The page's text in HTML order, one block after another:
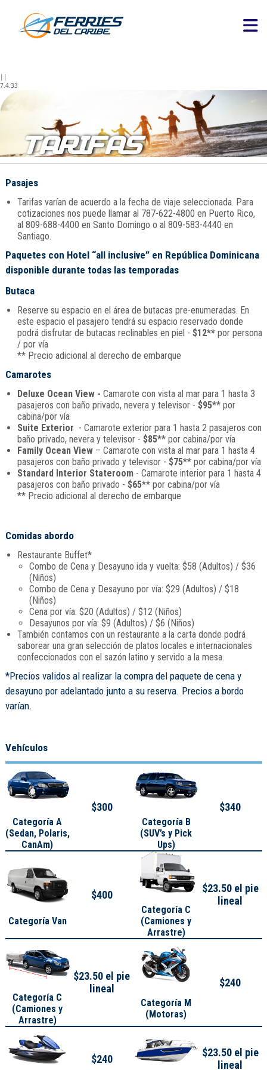
||
7.4.33
TARIFAS
Pasajes
Tarifas varían de acuerdo a la fecha de viaje seleccionada. Para
cotizaciones nos puede llamar al 787-622-4800 en Puerto Rico,
al 809-688-4400 en Santo Domingo o al 809-583-4440 en
Santiago.
Paquetes con Hotel “all inclusive” en República Dominicana
disponible durante todas las temporadas
Butaca
Reserve su espacio en el área de butacas pre-enumeradas. En
este espacio el pasajero tendrá su espacio reservado donde
podrá disfrutar de butacas reclinables en piel - $12**por persona
/ por vía
** Precio adicional al derecho de embarque
Camarotes
Deluxe Ocean View - Camarote con vista al mar para 1 hasta 3
pasajeros con baño privado, nevera y televisor - $95** por
cabina/por vía
Suite Exterior - Camarote exterior para 1 hasta 2 pasajeros con
baño privado, nevera y televisor - $85** por cabina/por vía
Family Ocean View– Camarote con vista al mar para 1 hasta 4
pasajeros con baño privado y televisor - $75** por cabina/por vía
Standard Interior Stateroom- Camarote interior para 1 hasta 4
pasajeros con baño privado - $65** por cabina/por vía
** Precio adicional al derecho de embarque
Comidas abordo
Restaurante Buffet*
Combo de Cena y Desayuno ida y vuelta: $58 (Adultos) / $36
(Niños)
Combo de Cena y Desayuno por vía: $29 (Adultos) / $18
(Niños)
Cena por vía: $20 (Adultos) / $12 (Niños)
Desayunos por vía: $9 (Adultos) / $6 (Niños)
También contamos con un restaurante a la carta donde podrá
saborear una gran selección de platos locales e internacionales
confeccionados con el sazón latino y servido a la mesa.
*Precios validos al realizar la compra del paquete de cena y
desayuno por adelantado junto a su reserva. Precios a bordo
varían.
Vehículos
Categoría A
(Sedan, Polaris,
CanAm)
$300
Categoría B
(SUV’s y Pick
Ups)
$340
Categoría Van
$400
Categoría C
(Camiones y
Arrastre)
$23.50 el pie
lineal
Categoría C
(Camiones y
Arrastre)
$23.50 el pie
lineal
Categoría M
(Motoras)
$240
$240
$23.50 el pie
lineal